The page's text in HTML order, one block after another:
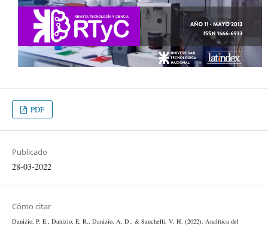
PDF
Publicado
28-03-2022
Cómo citar
Danizio, P. E., Danizio, E. R., Danizio, A. D., & Sauchelli, V. H. (2022). Analítica del